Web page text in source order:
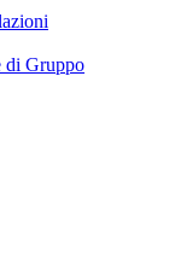
di Gruppo